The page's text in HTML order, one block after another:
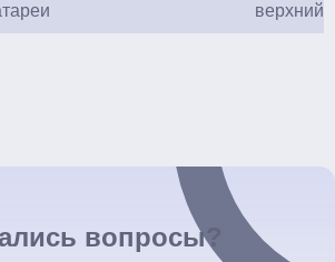
верхний
вопросы?